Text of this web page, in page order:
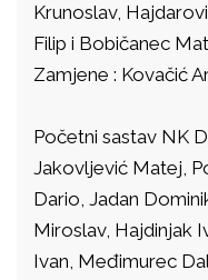
Krunoslav,
Filip i Bobičanec
Zamjene : Kovačić
Početni sastav NK
Jakovljević Matej,
Dario, Jadan
Miroslav, Hajdinjak
Ivan, Međimurec